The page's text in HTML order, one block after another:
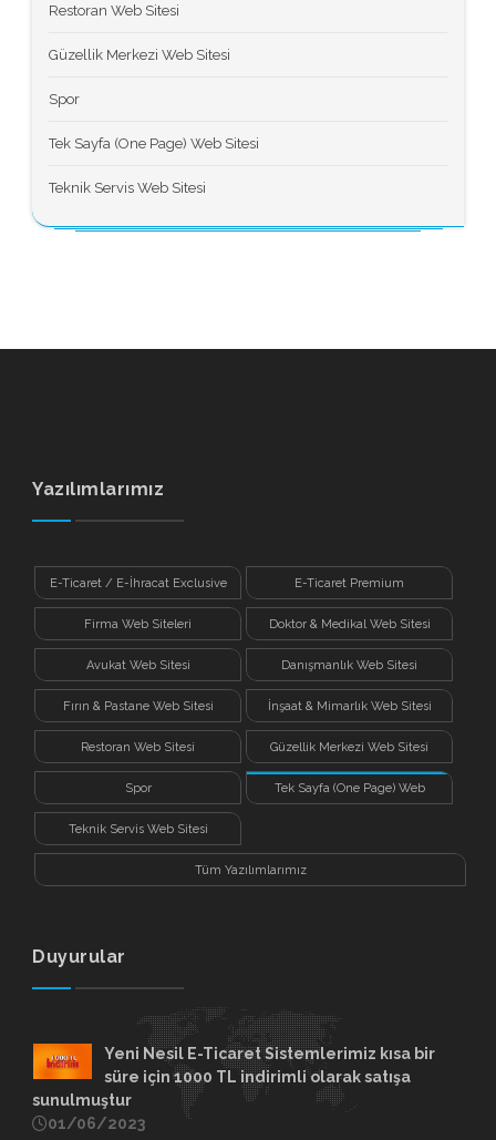
Restoran Web Sitesi
Güzellik Merkezi Web Sitesi
Spor
Tek Sayfa (One Page) Web Sitesi
Teknik Servis Web Sitesi
Yazılımlarımız
E-Ticaret / E-İhracat Exclusive E-Ticaret Premium
Firma Web Siteleri Doktor & Medikal Web Sitesi
Avukat Web Sitesi Danışmanlık Web Sitesi
Fırın & Pastane Web Sitesi İnşaat & Mimarlık Web Sitesi
Restoran Web Sitesi Güzellik Merkezi Web Sitesi
Spor Tek Sayfa (One Page) Web
Teknik Servis Web Sitesi
Tüm Yazılımlarımız
Duyurular
Yeni Nesil E-Ticaret Sistemlerimiz kısa bir
süre için 1000 TL indirimli olarak satışa
sunulmuştur
01/06/2023